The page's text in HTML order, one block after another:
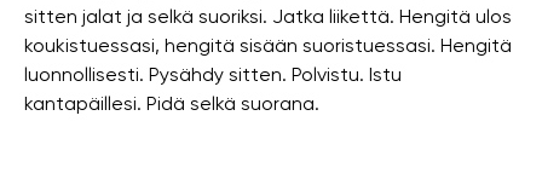
sitten jalat ja selkä suoriksi. Jatka liikettä. Hengitä ulos
koukistuessasi, hengitä sisään suoristuessasi. Hengitä
luonnollisesti. Pysähdy sitten. Polvistu. Istu
kantapäillesi. Pidä selkä suorana.